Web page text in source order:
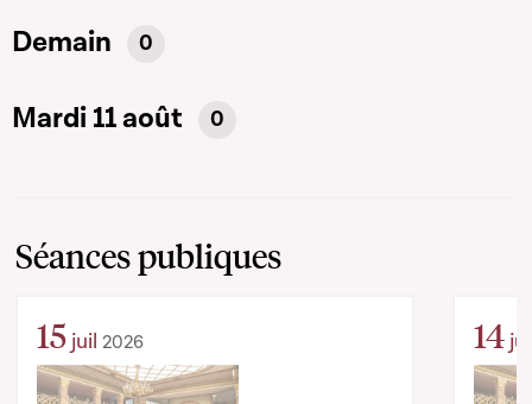
Demain 0
Mardi 11 août 0
Séances publiques
15 juil 2026 14